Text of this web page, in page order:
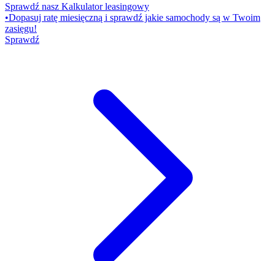
Sprawdź nasz Kalkulator leasingowy
•Dopasuj ratę miesięczną i sprawdź jakie samochody są w Twoim
zasięgu!
Sprawdź